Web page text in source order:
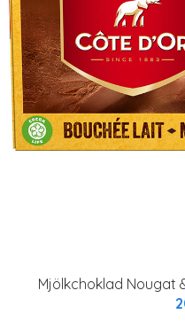
Mjölkchoklad Nougat